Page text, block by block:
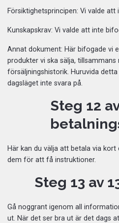
Försiktighetsprincipen: Vi valde
Kunskapskrav: Vi valde att inte
Annat dokument: Här bifogade vi
produkter vi ska sälja, tillsammans
försäljningshistorik. Huruvida
dagsläget inte svara på.
Steg 12
Här kan du välja att betala via
dem för att få instruktioner.
Steg 13 av
Gå noggrant igenom all
ut. När det ser bra ut är det dags